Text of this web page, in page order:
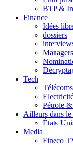
BTP &
Finance
Idées
dossiers
Managers
Tech
Télécoms
Electricité
Pétrole
Ailleurs dans le
États-
Media
Fineco